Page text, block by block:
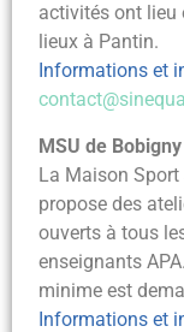
activités ont lieu
lieux à Pantin.
Informations et
MSU de Bobigny
La Maison
propose des
ouverts à tous
enseignants
minime est
Informations et